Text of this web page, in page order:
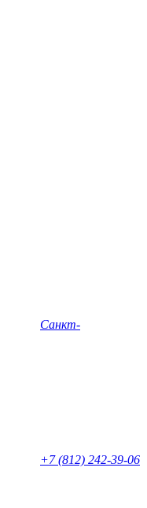
Санкт-
+7 (812) 242-39-06